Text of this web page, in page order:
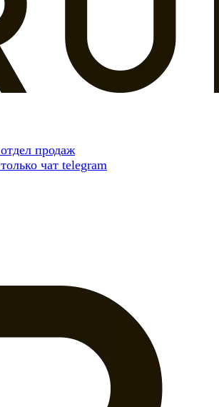
отдел продаж
только чат telegram